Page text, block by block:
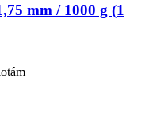
mm / 1000 g (1